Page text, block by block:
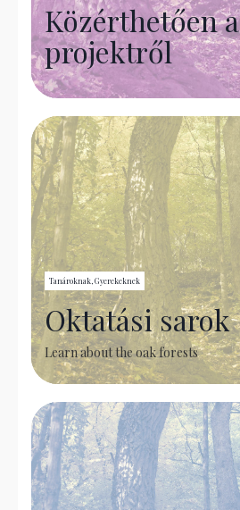
Közérthetően a
projektről
Tanároknak, Gyerekeknek
Oktatási sarok
Learn about the oak forests